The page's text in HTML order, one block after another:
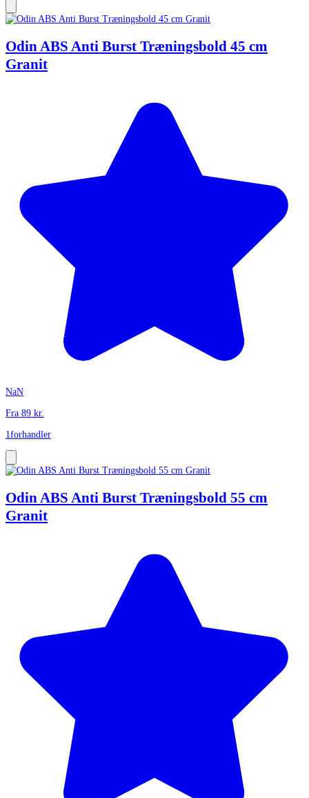
Odin ABS Anti Burst Træningsbold 45 cm
Granit
NaN
Fra 89 kr.
1forhandler
Odin ABS Anti Burst Træningsbold 55 cm
Granit